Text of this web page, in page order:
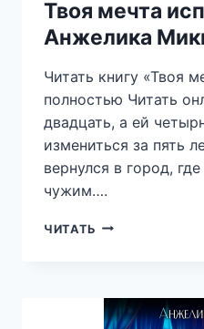
Твоя мечта
Анжелика
Читать книгу «Твоя
полностью Читать
двадцать, а ей
измениться за пять
вернулся в город,
чужим….
ЧИТАТЬ ТВОЯ
АНЖЕЛИКА
МИКИ